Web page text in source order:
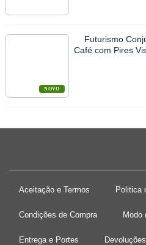
NOVO
Futurismo
Café com Pires
Aceitação e Termos Politica
Condições de Compra Modo
Entrega e Portes Devoluções